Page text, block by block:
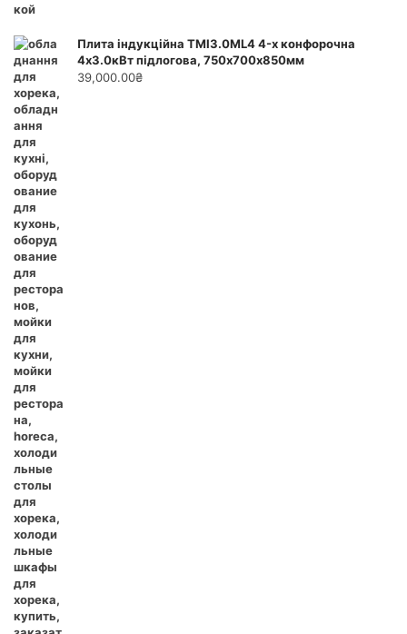
Плита індукційна ТМІ3.0ML4 4-х конфорочна
4х3.0кВт підлогова, 750х700х850мм
39,000.00₴